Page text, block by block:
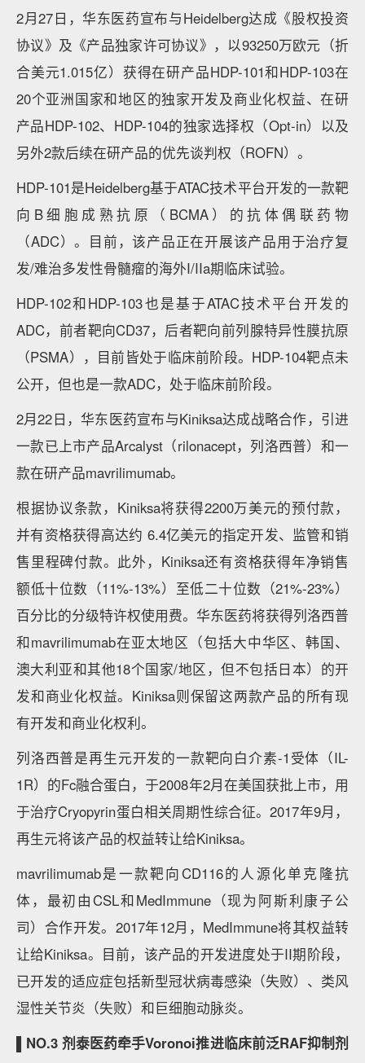
2月27日，华东医药宣布与Heidelberg达成《股权投资
协议》及《产品独家许可协议》，以93250万欧元（折
合美元1.015亿）获得在研产品HDP-101和HDP-103在
20个亚洲国家和地区的独家开发及商业化权益、在研
产品HDP-102、HDP-104的独家选择权（Opt-in）以及
另外2款后续在研产品的优先谈判权（ROFN）。
HDP-101是Heidelberg基于ATAC技术平台开发的一款靶
向B细胞成熟抗原（BCMA）的抗体偶联药物
（ADC）。目前，该产品正在开展该产品用于治疗复
发/难治多发性骨髓瘤的海外I/IIa期临床试验。
HDP-102和HDP-103也是基于ATAC技术平台开发的
ADC，前者靶向CD37，后者靶向前列腺特异性膜抗原
（PSMA），目前皆处于临床前阶段。HDP-104靶点未
公开，但也是一款ADC，处于临床前阶段。
2月22日，华东医药宣布与Kiniksa达成战略合作，引进
一款已上市产品Arcalyst（rilonacept，列洛西普）和一
款在研产品mavrilimumab。
根据协议条款，Kiniksa将获得2200万美元的预付款，
并有资格获得高达约 6.4亿美元的指定开发、监管和销
售里程碑付款。此外，Kiniksa还有资格获得年净销售
额低十位数（11%-13%）至低二十位数（21%-23%）
百分比的分级特许权使用费。华东医药将获得列洛西普
和mavrilimumab在亚太地区（包括大中华区、韩国、
澳大利亚和其他18个国家/地区，但不包括日本）的开
发和商业化权益。Kiniksa则保留这两款产品的所有现
有开发和商业化权利。
列洛西普是再生元开发的一款靶向白介素-1受体（IL-
1R）的Fc融合蛋白，于2008年2月在美国获批上市，用
于治疗Cryopyrin蛋白相关周期性综合征。2017年9月，
再生元将该产品的权益转让给Kiniksa。
mavrilimumab是一款靶向CD116的人源化单克隆抗
体，最初由CSL和MedImmune（现为阿斯利康子公
司）合作开发。2017年12月，MedImmune将其权益转
让给Kiniksa。目前，该产品的开发进度处于II期阶段，
已开发的适应症包括新型冠状病毒感染（失败）、类风
湿性关节炎（失败）和巨细胞动脉炎。
▌NO.3 剂泰医药牵手Voronoi推进临床前泛RAF抑制剂